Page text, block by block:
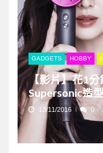
GADGETS HOBBY
【影片】花1
Supersonic造
13/11/2016 0